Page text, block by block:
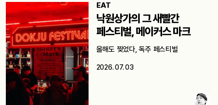
EAT
낙원상가의 그 새빨간
페스티벌, 메이커스 마크
올해도 찢었다, 독주 페스티벌
2026. 07. 03